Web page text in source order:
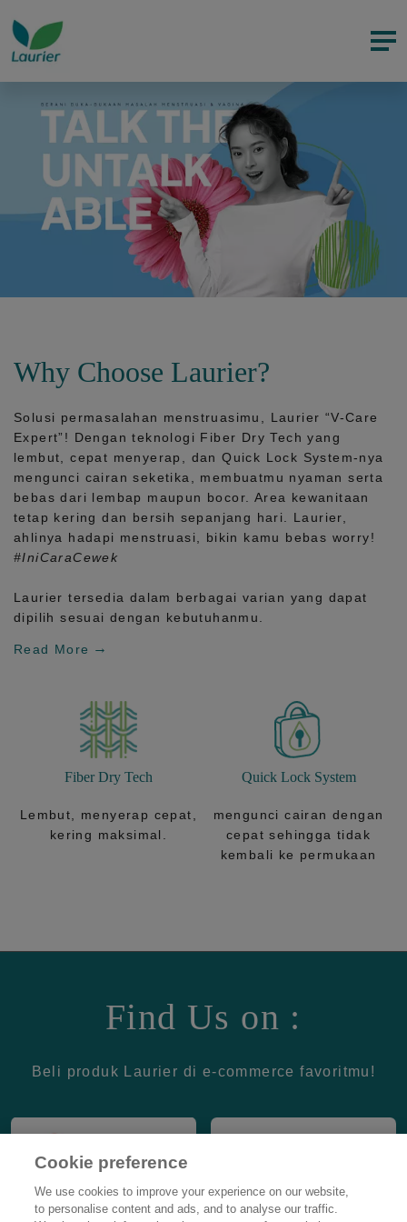
Why Choose Laurier?
Solusi permasalahan menstruasimu, Laurier “V-Care
Expert”! Dengan teknologi Fiber Dry Tech yang
lembut, cepat menyerap, danQuick Lock System-nya
mengunci cairan seketika, membuatmu nyaman serta
bebas dari lembap maupun bocor. Area kewanitaan
tetap kering dan bersih sepanjang hari.
Laurier,
ahlinya hadapi menstruasi, bikin kamu bebas worry!
#IniCaraCewek
Laurier tersedia dalam berbagai varian yang dapat
dipilih sesuai dengan kebutuhanmu.
Read More
Fiber Dry Tech
Lembut, menyerap cepat,
kering maksimal.
Quick Lock System
mengunci cairan dengan
cepat sehingga tidak
kembali ke permukaan
Find Us on :
Beli produk Laurier di e-commerce favoritmu!
Cookie preference
We use cookies to improve your experience on our website,
to personalise content and ads, and to analyse our traffic.